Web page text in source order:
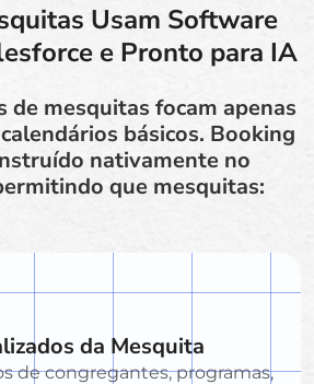
Usam Software
e Pronto para IA
de mesquitas focam apenas
básicos. Booking
nativamente no
que mesquitas:
da Mesquita
de congregantes, programas,